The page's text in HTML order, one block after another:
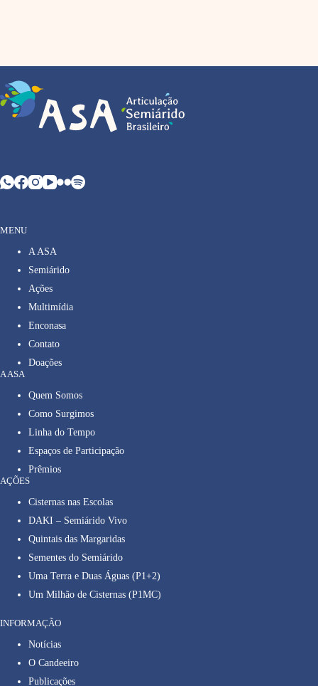
MENU
A ASA
Semiárido
Ações
Multimídia
Enconasa
Contato
Doações
A ASA
Quem Somos
Como Surgimos
Linha do Tempo
Espaços de Participação
Prêmios
AÇÕES
Cisternas nas Escolas
DAKI – Semiárido Vivo
Quintais das Margaridas
Sementes do Semiárido
Uma Terra e Duas Águas (P1+2)
Um Milhão de Cisternas (P1MC)
INFORMAÇÃO
Notícias
O Candeeiro
Publicações